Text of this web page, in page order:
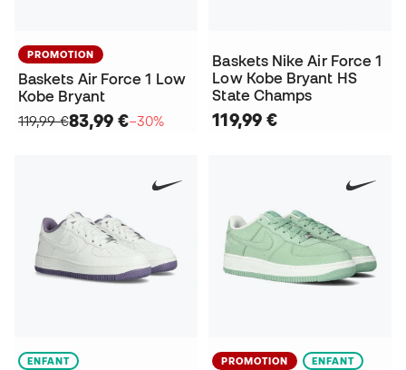
PROMOTION
Baskets Air Force 1 Low
Kobe Bryant
119,99 €83,99 €−30%
Baskets Nike Air Force 1
Low Kobe Bryant HS
State Champs
119,99 €
ENFANT PROMOTION ENFANT